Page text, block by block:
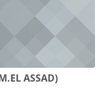
ASSAD)